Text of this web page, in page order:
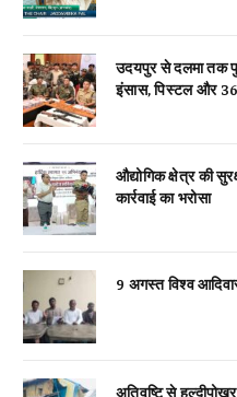
उदयपुर से दलमा तक
इंसास, पिस्टल और
औद्योगिक क्षेत्र की
कार्रवाई का भरोसा
9 अगस्त विश्व
अतिवृष्टि से